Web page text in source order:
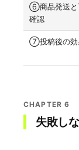
⑥商品発送と
確認
⑦投稿後の効
CHAPTER 6
失敗し